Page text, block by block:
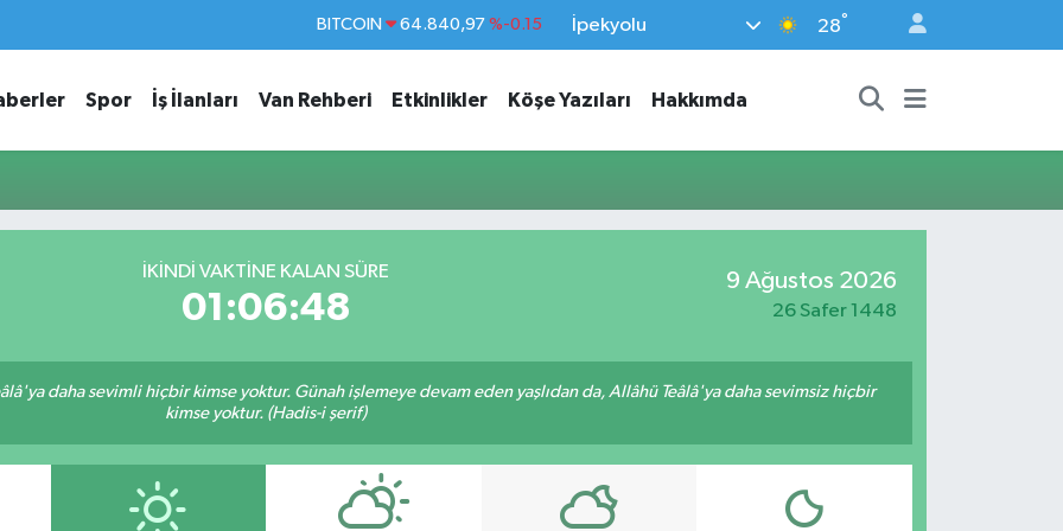
BITCOIN 64.840,97 %-0.15
EURO 55,2510 %0.32
STERLİN 64,4811 %0.38
İpekyolu 28°
Spor İş İlanları Van Rehberi Etkinlikler Köşe Yazıları Hakkımda
İKINDI VAKTINE KALAN SÜRE
01:06:48
9 Ağustos 2026
26 Safer 1448
daha sevimli hiçbir kimse yoktur. Günah işlemeye devam eden yaşlıdan da, Allâhü Teâlâ'ya daha sevimsiz hiçbir
kimse yoktur. (Hadis-i şerif)